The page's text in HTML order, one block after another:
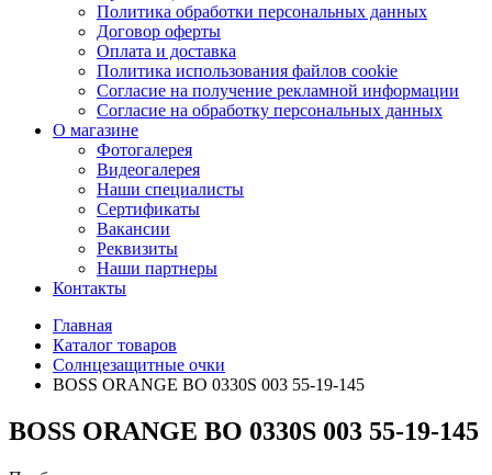
Политика обработки персональных данных
Договор оферты
Оплата и доставка
Политика использования файлов cookie
Согласие на получение рекламной информации
Согласие на обработку персональных данных
О магазине
Фотогалерея
Видеогалерея
Наши специалисты
Сертификаты
Вакансии
Реквизиты
Наши партнеры
Контакты
Главная
Каталог товаров
Солнцезащитные очки
BOSS ORANGE BO 0330S 003 55-19-145
BOSS ORANGE BO 0330S 003 55-19-145